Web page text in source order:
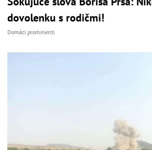
dovolenku s rodičmi!
Domáci prominenti